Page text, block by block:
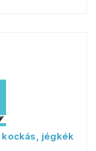
kockás, jégkék